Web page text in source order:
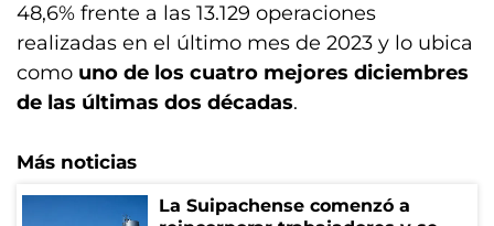
48,6% frente a las 13.129 operaciones
realizadas en el último mes de 2023 y lo ubica
como uno de los cuatro mejores diciembres
de las últimas dos décadas.
Más noticias
La Suipachense comenzó a